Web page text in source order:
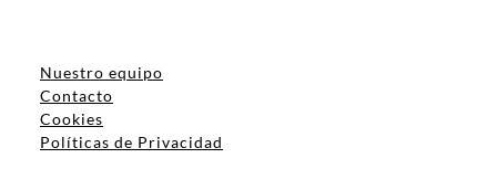
Nuestro equipo
Contacto
Cookies
Políticas de Privacidad